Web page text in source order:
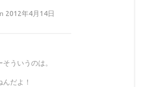
2012年4月14日
ういうのは。
だよ！